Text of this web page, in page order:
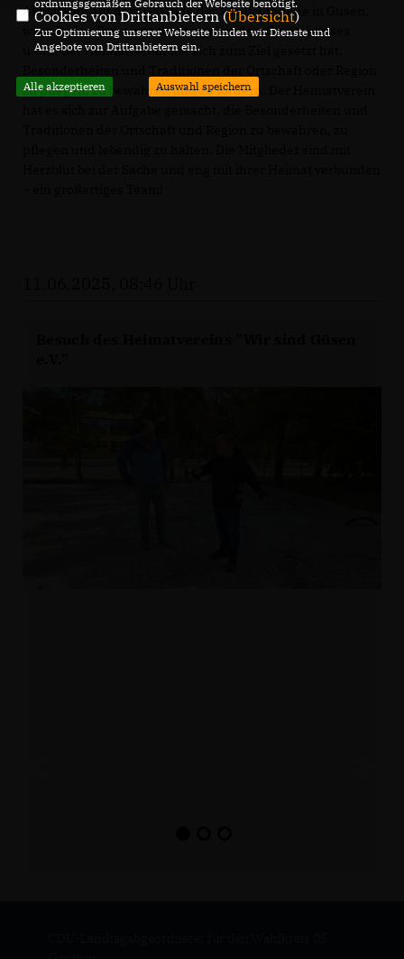
Aktivitäten auf dem Gelände der Freilichtbühne in Güsen,
wie z.B. den Bau eines Sanitärgebäudes, Gerätehauses
u.v.m. Der Heimatverein hat sich zum Ziel gesetzt hat,
zu pflegen, zu bewahren und zu fördern. Der Heimatverein
ordnungsgemäßen Gebrauch der Webseite benötigt.
Cookies von Drittanbietern (Übersicht)
Zur Optimierung unserer Webseite binden wir Dienste und
Angebote von Drittanbietern ein.
Alle akzeptieren Auswahl speichern